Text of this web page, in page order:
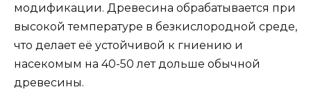
модификации. Древесина обрабатывается при
высокой температуре в безкислородной среде,
что делает её устойчивой к гниению и
насекомым на 40-50 лет дольше обычной
древесины.